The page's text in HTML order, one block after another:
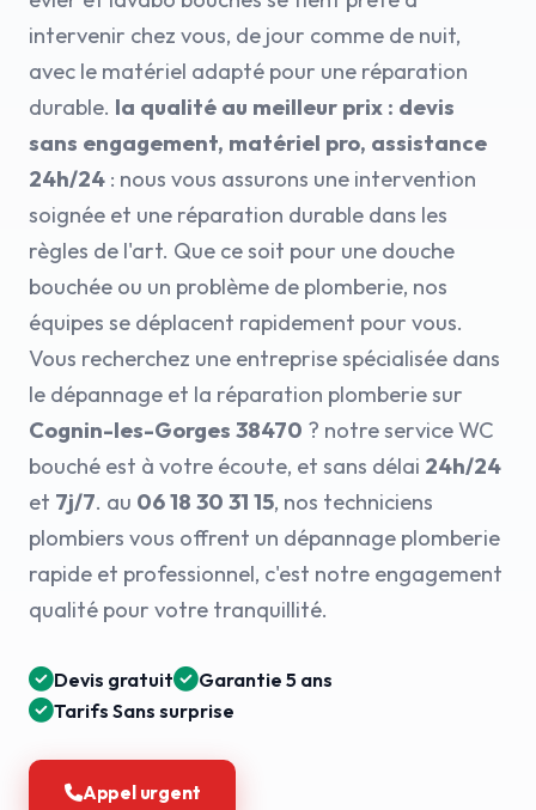
intervenir chez vous, de jour comme de nuit,
avec le matériel adapté pour une réparation
durable. la qualité au meilleur prix : devis
sans engagement, matériel pro, assistance
24h/24 : nous vous assurons une intervention
soignée et une réparation durable dans les
règles de l'art. Que ce soit pour une douche
bouchée ou un problème de plomberie, nos
équipes se déplacent rapidement pour vous.
Vous recherchez une entreprise spécialisée dans
le dépannage et la réparation plomberie sur
Cognin-les-Gorges 38470 ? notre service WC
bouché est à votre écoute, et sans délai 24h/24
et 7j/7. au 06 18 30 31 15, nos techniciens
plombiers vous offrent un dépannage plomberie
rapide et professionnel, c'est notre engagement
qualité pour votre tranquillité.
Devis gratuit
Garantie 5 ans
Tarifs Sans surprise
Appel urgent